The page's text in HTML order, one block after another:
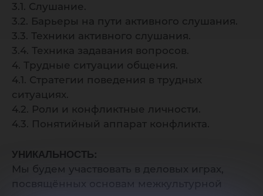
3.1. Слушание.
3.2. Барьеры на пути активного слушания.
3.3. Техники активного слушания.
3.4. Техника задавания вопросов.
4. Трудные ситуации общения.
4.1. Стратегии поведения в трудных
ситуациях.
4.2. Роли и конфликтные личности.
4.3. Понятийный аппарат конфликта.
УНИКАЛЬНОСТЬ:
Мы будем участвовать в деловых играх,
посвящённых основам межкультурной